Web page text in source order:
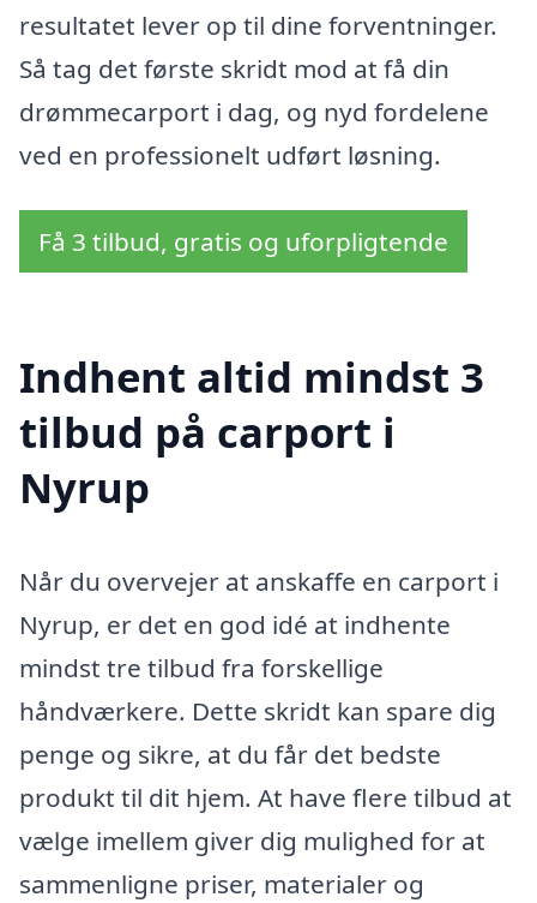
resultatet lever op til dine forventninger.
Så tag det første skridt mod at få din
drømmecarport i dag, og nyd fordelene
ved en professionelt udført løsning.
Få 3 tilbud, gratis og uforpligtende
Indhent altid mindst 3
tilbud på carport i
Nyrup
Når du overvejer at anskaffe en carport i
Nyrup, er det en god idé at indhente
mindst tre tilbud fra forskellige
håndværkere. Dette skridt kan spare dig
penge og sikre, at du får det bedste
produkt til dit hjem. At have flere tilbud at
vælge imellem giver dig mulighed for at
sammenligne priser, materialer og